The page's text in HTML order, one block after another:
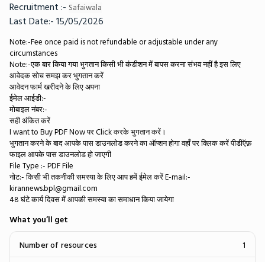
Recruitment :- Safaiwala
Last Date:- 15/05/2026
​​Note:-Fee once paid is not refundable or adjustable under any
circumstances
​Note:-एक बार किया गया भुगतान किसी भी कंडीशन में बापस करना संभव नहीं है इस लिए
आवेदक सोच समझ कर भुगतान करें
​आवेदन फार्म खरीदने के लिए अपना
ईमेल आईडी:-
​मोबाइल नंबर:-
​सही अंकित करें
I want to Buy PDF Now पर Click करके भुगतान करें।
​भुगतान करने के बाद आपके पास डाउनलोड करने का ऑप्शन होगा वहाँ पर क्लिक करें पीडीऍफ़
फाइल आपके पास डाउनलोड हो जाएगी
​File Type :- PDF File
​नोट:- किसी भी तकनीकी समस्या के लिए आप हमें ईमेल करें E-mail:-
kirannews.bpl@gmail.com
48 घंटे कार्य दिवस में आपकी समस्या का समाधान किया जायेगा
What you’ll get
Number of resources
1